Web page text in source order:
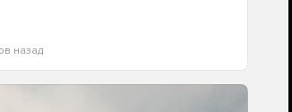
назад